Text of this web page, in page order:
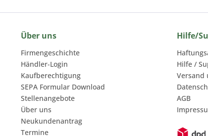
Über uns
Firmengeschichte
Händler-Login
Kaufberechtigung
SEPA Formular Download
Stellenangebote
Über uns
Neukundenantrag
Termine
Hilfe/
Hilfe /
Versand
AGB